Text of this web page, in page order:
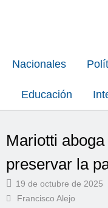
Nacionales
Educación
Mariotti
preservar la
19 de octubre de 2025
Francisco Alejo